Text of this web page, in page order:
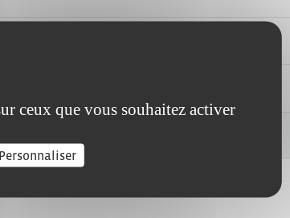
ceux que vous souhaitez activer
Personnaliser